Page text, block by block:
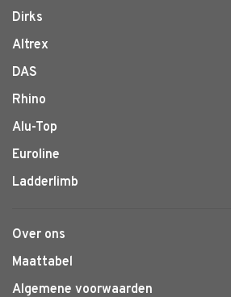
Dirks
Altrex
DAS
Rhino
Alu-Top
Euroline
Ladderlimb
Over ons
Maattabel
Algemene voorwaarden